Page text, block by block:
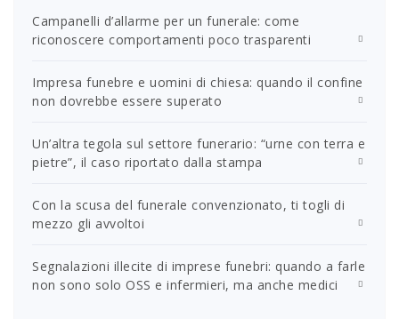
Campanelli d’allarme per un funerale: come
riconoscere comportamenti poco trasparenti
Impresa funebre e uomini di chiesa: quando il confine
non dovrebbe essere superato
Un’altra tegola sul settore funerario: “urne con terra e
pietre”, il caso riportato dalla stampa
Con la scusa del funerale convenzionato, ti togli di
mezzo gli avvoltoi
Segnalazioni illecite di imprese funebri: quando a farle
non sono solo OSS e infermieri, ma anche medici